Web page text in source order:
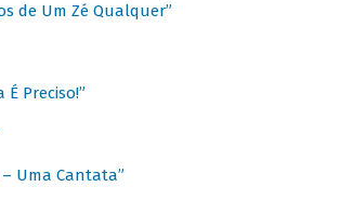
de Um Zé Qualquer”
Preciso!”
Uma Cantata”